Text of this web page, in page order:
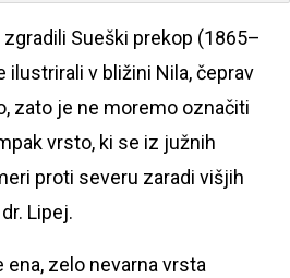
Sueški prekop (1865–
ilustrirali v bližini Nila, čeprav
zato je ne moremo označiti
vrsto, ki se iz južnih
proti severu zaradi višjih
Lipej.
zelo nevarna vrsta